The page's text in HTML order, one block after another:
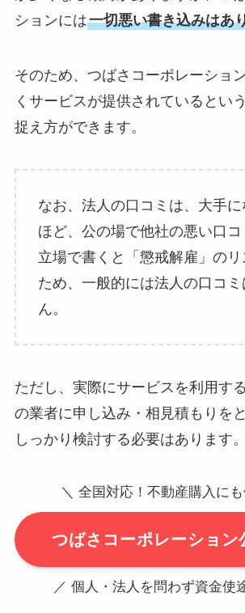
ションには一切悪い書き込みはあ
そのため、つばさコーポレーショ
くサービスが提供されているとい
捉え方ができます。
なお、法人の口コミは、大手
ほど、公の場で他社の悪い口
立場で書くと「懲戒解雇」の
ため、一般的には法人の口コ
ん。
ただし、実際にサービスを利用す
の業者に申し込み・相見積もりを
しっかり検討する必要はあります。
＼ 全国対応！不動産購入に
つばさコーポレーション
／ 個人・法人を問わず資金使